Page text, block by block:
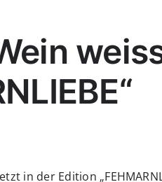
in der Edition